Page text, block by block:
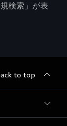
検索」が表
to top